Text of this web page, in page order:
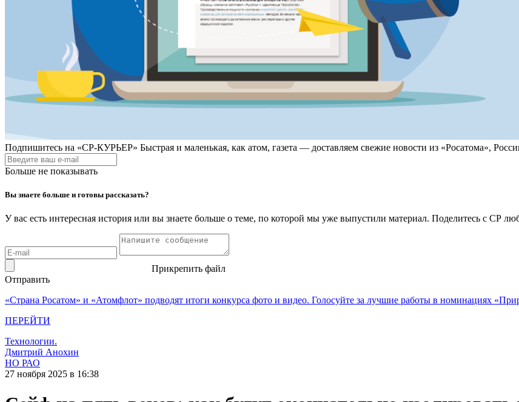
Подпишитесь на «СР-КУРЬЕР» Быстрая и маленькая, как атом, газета — доставляем свежие новости из «Росатома»,
Больше не показывать
Вы знаете больше и готовы рассказать?
У вас есть интересная история или вы знаете больше о теме, по которой мы уже выпустили материал. Поделитесь с СР
Прикрепить файл
Отправить
«Страна Росатом» и «Атомфлот» подводят итоги конкурса фото и видео. Голосуйте за лучшие работы в номинациях
ПЕРЕЙТИ
Технологии.
Дмитрий Анохин
НО РАО
27 ноября 2025 в 16:38